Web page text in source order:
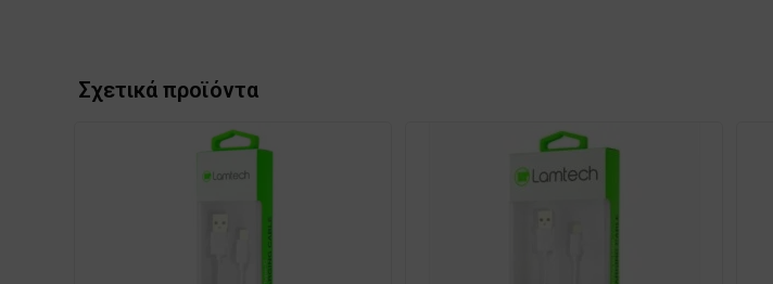
Σχετικά προϊόντα